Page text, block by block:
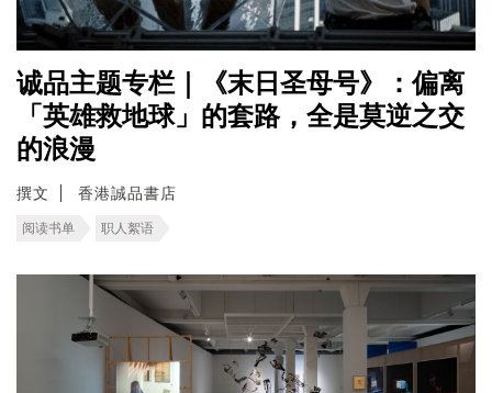
诚品主题专栏｜《末日圣母号》：偏离
「英雄救地球」的套路，全是莫逆之交
的浪漫
撰文 香港誠品書店
阅读书单 职人絮语